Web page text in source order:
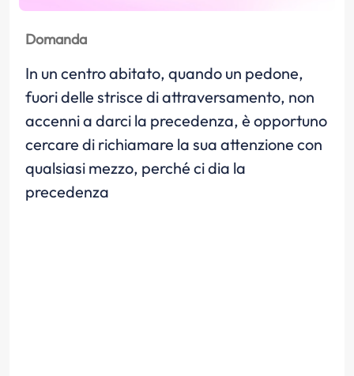
Domanda
In un centro abitato, quando un pedone,
fuori delle strisce di attraversamento, non
accenni a darci la precedenza, è opportuno
cercare di richiamare la sua attenzione con
qualsiasi mezzo, perché ci dia la
precedenza